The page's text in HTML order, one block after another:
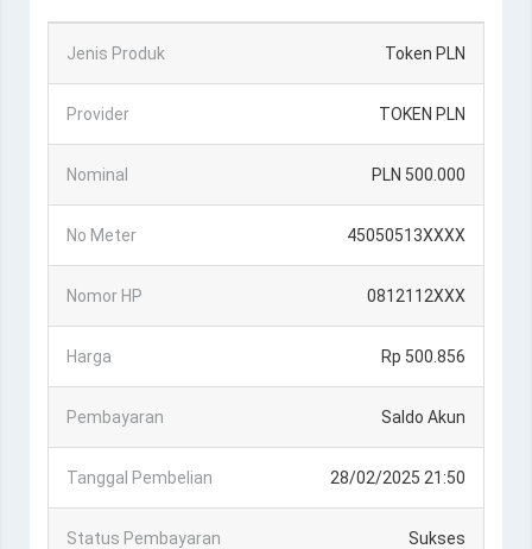
Jenis Produk Token PLN
Provider TOKEN PLN
Nominal PLN 500.000
No Meter 45050513XXXX
Nomor HP 0812112XXX
Harga Rp 500.856
Pembayaran Saldo Akun
Tanggal Pembelian 28/02/2025 21:50
Status Pembayaran Sukses